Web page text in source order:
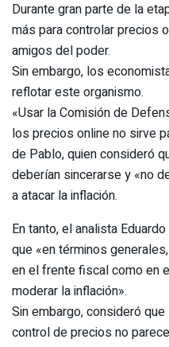
Durante gran parte de la
más para controlar precios
amigos del poder.
Sin embargo, los
reflotar este organismo.
«Usar la Comisión de
los precios online no sirve
de Pablo, quien consideró
deberían sincerarse y «no
a atacar la inflación.
En tanto, el analista
que «en términos
en el frente fiscal como en
moderar la inflación».
Sin embargo, consideró
control de precios no